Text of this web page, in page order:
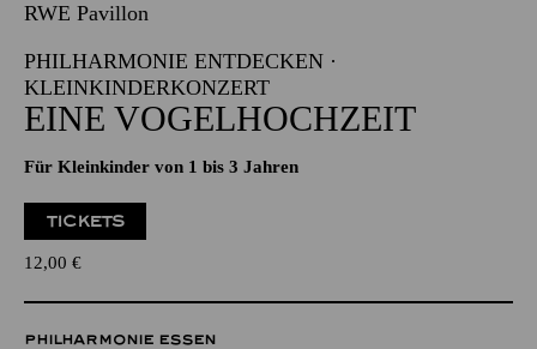
RWE Pavillon
PHILHARMONIE ENTDECKEN ·
KLEINKINDERKONZERT
EINE VOGELHOCHZEIT
Für Kleinkinder von 1 bis 3 Jahren
TICKETS
12,00 €
PHILHARMONIE ESSEN